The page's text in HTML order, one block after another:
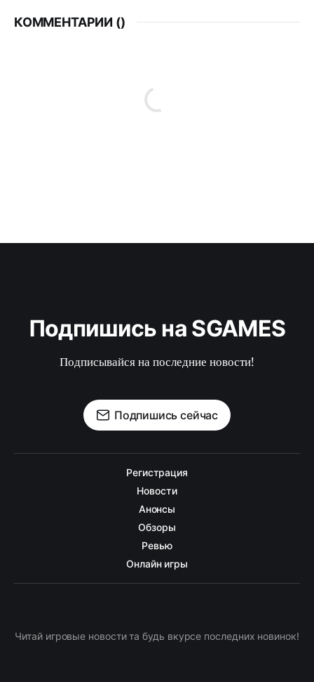
КОММЕНТАРИИ ()
Подпишись на SGAMES
Подписывайся на последние новости!
Подпишись сейчас
Регистрация
Новости
Анонсы
Обзоры
Ревью
Онлайн игры
Читай игровые новости та будь вкурсе последних новинок!